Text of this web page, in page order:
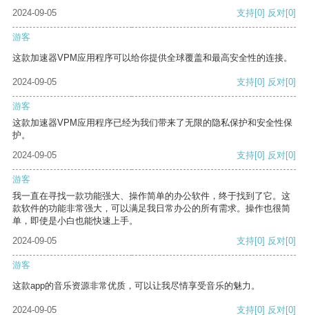
2024-09-05
支持[0] 反对[0]
游客
这款加速器VPM应用程序可以给你提供全球覆盖和最高安全性的连接。
2024-09-05 支持[0] 反对[0]
游客
这款加速器VPM应用程序已经为我们带来了无限的隐私保护和安全性保
护。
2024-09-05
支持[0] 反对[0]
游客
我一直在寻找一款功能强大、操作简单的办公软件，终于找到了它。这
款软件的功能非常强大，可以满足我日常办公的所有需求。操作也很简
单，即使是小白也能快速上手。
2024-09-05
支持[0] 反对[0]
游客
这款app的音乐资源非常优质，可以让我尽情享受音乐的魅力。
2024-09-05 支持[0] 反对[0]